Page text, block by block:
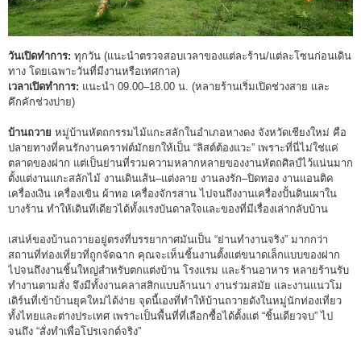
วันเปิดทำการ: ทุกวัน (แนะนำตรวจสอบเวลาของแต่ละร้าน/แต่ละโซนก่อนเดิน
ทาง โดยเฉพาะวันที่มีงานหรือเทศกาล)
เวลาเปิดทำการ: แนะนำ 09.00–18.00 น. (หลายร้านเริ่มเปิดช่วงสาย และ
คึกคักช่วงบ่าย)
บ้านถวาย หมู่บ้านหัตถกรรมไม้แกะสลักในอำเภอหางดง จังหวัดเชียงใหม่ คือ
ปลายทางที่คนรักงานคราฟต์มักยกให้เป็น “ลิสต์ต้องแวะ” เพราะที่นี่ไม่ใช่แค่
ตลาดของฝาก แต่เป็นย่านที่รวมความหลากหลายของงานหัตถศิลป์ไว้แน่นมาก
ตั้งแต่งานแกะสลักไม้ งานเดินเส้น–แต่งลาย งานลงรัก–ปิดทอง งานแอนติค
เครื่องเงิน เครื่องเขิน ผ้าทอ เครื่องจักรสาน ไปจนถึงงานเครื่องปั้นดินเผาใน
บางร้าน ทำให้เดินทีเดียวได้ทั้งแรงบันดาลใจและของที่มีเรื่องเล่ากลับบ้าน
เสน่ห์ของบ้านถวายอยู่ตรงที่บรรยากาศมันเป็น “ย่านทำงานจริง” มากกว่า
สถานที่ท่องเที่ยวที่ถูกจัดฉาก คุณจะเห็นชิ้นงานตั้งแต่ขนาดเล็กแบบของฝาก
ไปจนถึงงานชิ้นใหญ่สำหรับตกแต่งบ้าน โรงแรม และร้านอาหาร หลายร้านรับ
ทำงานตามสั่ง จึงมีทั้งงานคลาสสิกแบบล้านนา งานร่วมสมัย และงานแนวโม
เดิร์นที่เข้าบ้านยุคใหม่ได้ง่าย จุดนี้เองที่ทำให้บ้านถวายดังในหมู่นักท่องเที่ยว
ทั้งไทยและต่างประเทศ เพราะเป็นพื้นที่ที่เลือกซื้อได้ตั้งแต่ “ชิ้นเดียวจบ” ไป
จนถึง “สั่งทำเพื่อโปรเจกต์จริง”